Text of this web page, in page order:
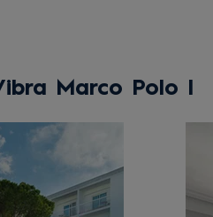
Marco Polo I